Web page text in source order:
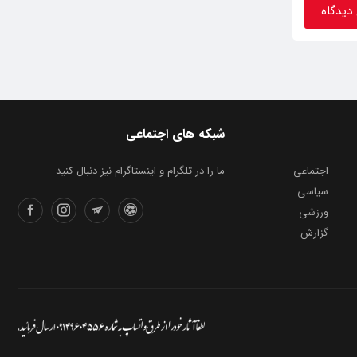
شبکه های اجتماعی
ما را در تلگرام و اینستاگرام نیز دنبال کنید
اجتماعی
سیاسی
ورزشی
گزارش